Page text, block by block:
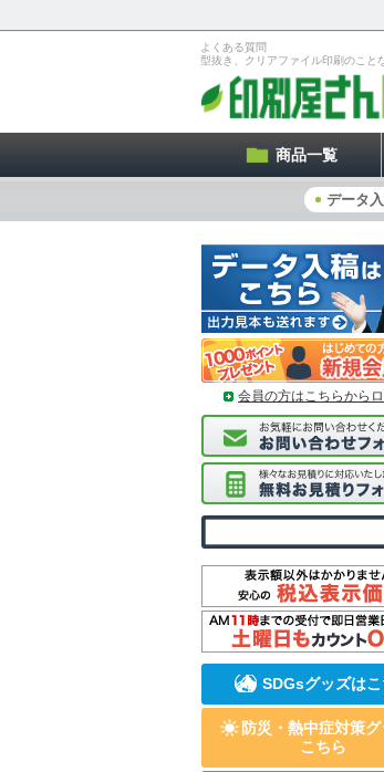
よくある質問
型抜き、クリアファイル印刷のこと
商品一覧
データ
会員の方はこちらから
SDGsグッズはこ
防災・熱中症対策
こちら